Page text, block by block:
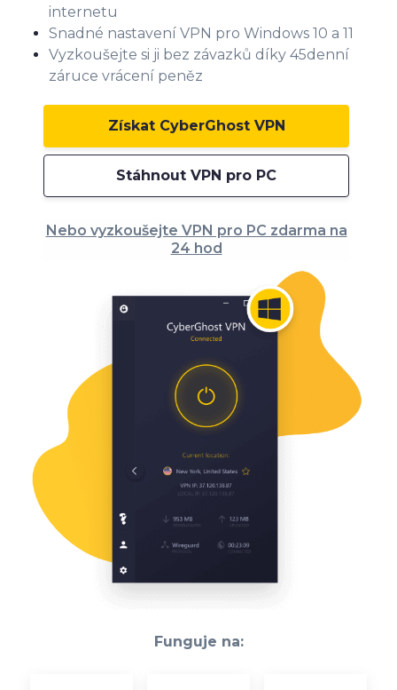
internetu
Snadné nastavení VPN pro Windows 10 a 11
Vyzkoušejte si ji bez závazků díky 45denní
záruce vrácení peněz
Získat CyberGhost VPN
Stáhnout VPN pro PC
Nebo vyzkoušejte VPN pro PC zdarma na
24 hod
Funguje na: